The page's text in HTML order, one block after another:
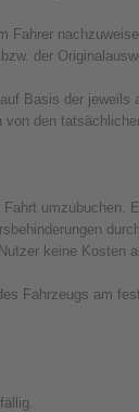
der
Basis der jeweils
den
umzubuchen.
keine Kosten
Fahrzeugs am